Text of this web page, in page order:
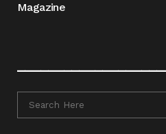
Magazine